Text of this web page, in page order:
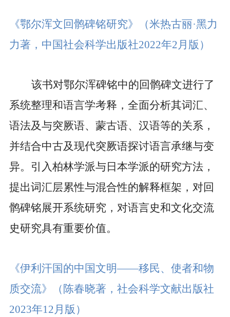
《鄂尔浑文回鹘碑铭研究》
（米热古丽·黑力
力著，中国社会科学出版社2022年2月版）
该书对鄂尔浑碑铭中的回鹘碑文进行了
系统整理和语言学考释，全面分析其词汇、
语法及与突厥语、蒙古语、汉语等的关系，
并结合中古及现代突厥语探讨语言承继与变
异。引入柏林学派与日本学派的研究方法，
提出词汇层累性与混合性的解释框架，对回
鹘碑铭展开系统研究，对语言史和文化交流
史研究具有重要价值。
《伊利汗国的中国文明——移民、使者和物
质交流》
（陈春晓著，社会科学文献出版社
2023年12月版）